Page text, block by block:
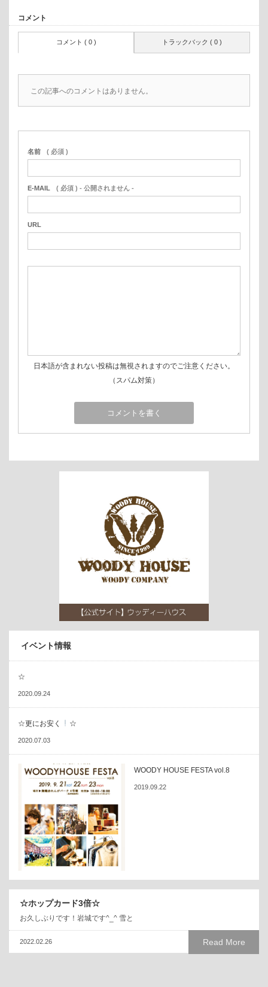
コメント
コメント ( 0 ) トラックバック ( 0 )
この記事へのコメントはありません。
名前 ( 必須 )
E-MAIL ( 必須 ) - 公開されません -
URL
日本語が含まれない投稿は無視されますのでご注意ください。
（スパム対策）
イベント情報
☆
2020.09.24
☆更にお安く ☆
2020.07.03
WOODY HOUSE FESTA vol.8
2019.09.22
☆ホップカード3倍☆
お久しぶりです！岩城です^_^ 雪と
Read More
2022.02.26